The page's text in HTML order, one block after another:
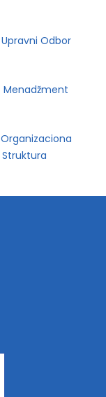
Upravni Odbor
Menadžment
Organizaciona
Struktura